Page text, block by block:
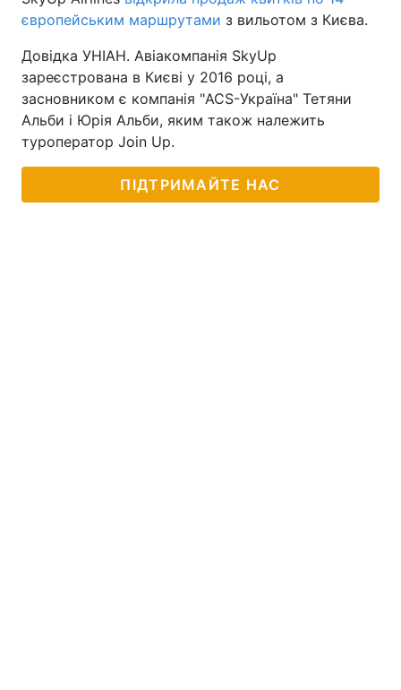
європейським маршрутами з вильотом з Києва.
Довідка УНІАН. Авіакомпанія SkyUp
зареєстрована в Києві у 2016 році, а
засновником є компанія "ACS-Україна" Тетяни
Альби і Юрія Альби, яким також належить
туроператор Join Up.
ПІДТРИМАЙТЕ НАС